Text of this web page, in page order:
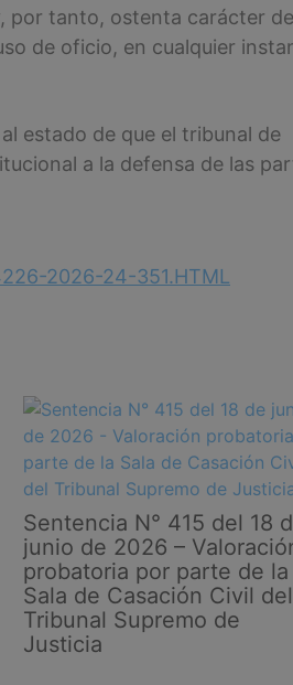
por tanto, ostenta carácter de
de oficio, en cualquier
estado de que el tribunal de
a la defensa de las
2026-24-351.HTML
Sentencia N° 415 del 18
junio de 2026 –
probatoria por parte de la
Sala de Casación Civil del
Tribunal Supremo de
Justicia